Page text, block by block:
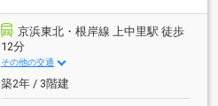
京浜東北・根岸線 上中里駅 徒歩
12分
その他の交通
築2年 / 3階建